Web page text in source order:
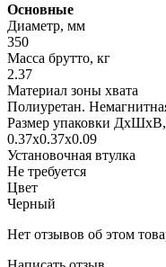
Основные
Диаметр, мм
350
Масса брутто, кг
2.37
Материал зоны хвата
Полиуретан.
Размер упаковки
0.37x0.37x0.09
Установочная втулка
Не требуется
Цвет
Черный
Нет отзывов об этом